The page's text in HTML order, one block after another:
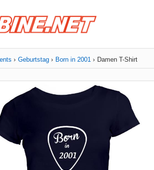
Geburtstag Born in 2001 Damen T-Shirt